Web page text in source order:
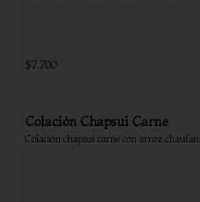
$7.700
Colación Chapsui Carne
Colación chapsui carne con arroz chaufan